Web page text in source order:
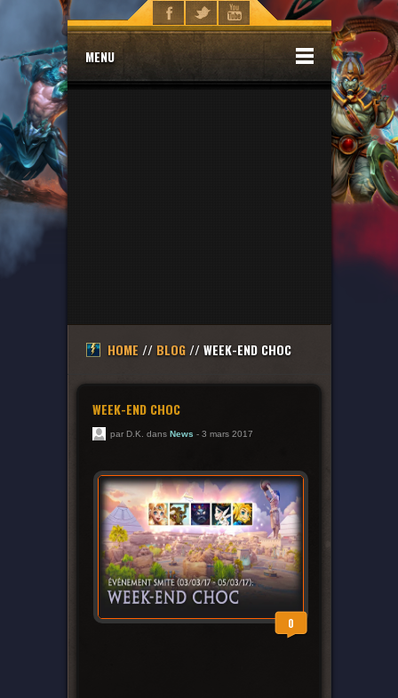
MENU
HOME // BLOG// WEEK-END CHOC
WEEK-END CHOC
par D.K. dans News - 3 mars 2017
0